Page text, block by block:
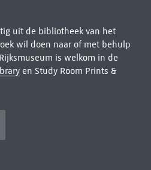
uit de bibliotheek van het
wil doen naar of met behulp
is welkom in de
en Study Room Prints &